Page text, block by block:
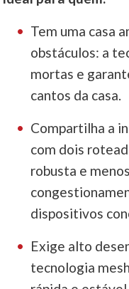
Tem uma casa
obstáculos: a
mortas e
cantos da casa.
Compartilha a
com dois
robusta e
dispositivos
Exige alto
tecnologia